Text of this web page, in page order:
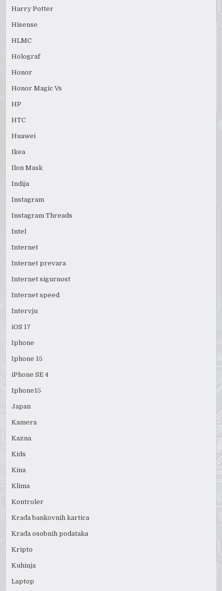
Harry Potter
Hisense
HLMC
Holograf
Honor
Honor Magic Vs
HP
HTC
Huawei
Ikea
Ilon Mask
Indija
Instagram
Instagram Threads
Intel
Internet
Internet prevara
Internet sigurnost
Internet speed
Intervju
iOS 17
Iphone
Iphone 15
iPhone SE 4
Iphone15
Japan
Kamera
Kazna
Kids
Kina
Klima
Kontroler
Krađa bankovnih kartica
Krađa osobnih podataka
Kripto
Kuhinja
Laptop